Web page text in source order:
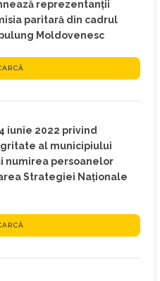
reprezentanții
paritară din cadrul
Moldovenesc
iunie 2022 privind
al municipiului
numirea persoanelor
Strategiei Naționale